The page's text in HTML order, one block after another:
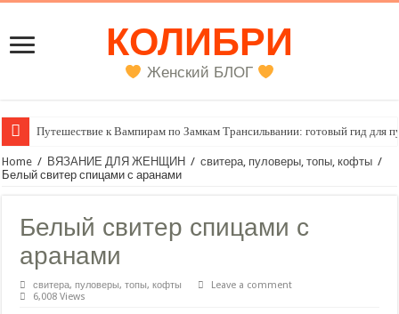
КОЛИБРИ
Женский БЛОГ
Путешествие к Вампирам по Замкам Трансильвании: готовый гид для
Женский внутренний голос
Home / ВЯЗАНИЕ ДЛЯ ЖЕНЩИН / свитера, пуловеры, топы, кофты /
Белый свитер спицами с аранами
Белый свитер спицами с
аранами
свитера, пуловеры, топы, кофты
Leave a comment
6,008 Views